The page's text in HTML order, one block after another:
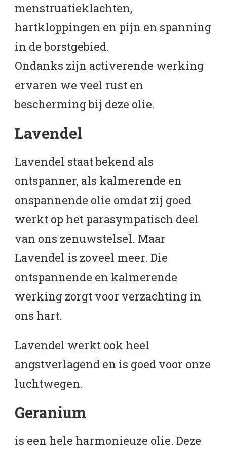
menstruatieklachten,
hartkloppingen en pijn en spanning
in de borstgebied.
Ondanks zijn activerende werking
ervaren we veel rust en
bescherming bij deze olie.
Lavendel
Lavendel staat bekend als
ontspanner, als kalmerende en
onspannende olie omdat zij goed
werkt op het parasympatisch deel
van ons zenuwstelsel. Maar
Lavendel is zoveel meer. Die
ontspannende en kalmerende
werking zorgt voor verzachting in
ons hart.
Lavendel werkt ook heel
angstverlagend en is goed voor onze
luchtwegen.
Geranium
is een hele harmonieuze olie. Deze